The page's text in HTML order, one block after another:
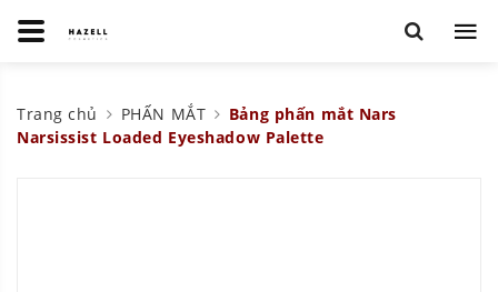
Trang chủ PHẤN MẮT
Bảng phấn mắt Nars
Narsissist Loaded Eyeshadow Palette